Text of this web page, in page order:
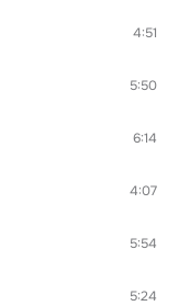
4:51
5:50
6:14
4:07
5:54
5:24